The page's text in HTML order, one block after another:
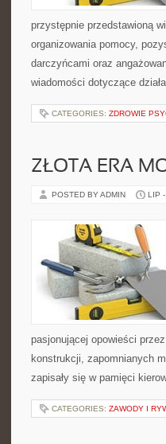
przystępnie przedstawioną
organizowania pomocy,
darczyńcami oraz
wiadomości dotyczące
CATEGORIES: ZDROWIE
ZŁOTA ERA
POSTED BY ADMIN LIP
pasjonującej opowieści
konstrukcji, zapomnianych
zapisały się w pamięci
CATEGORIES: ZAWODY I